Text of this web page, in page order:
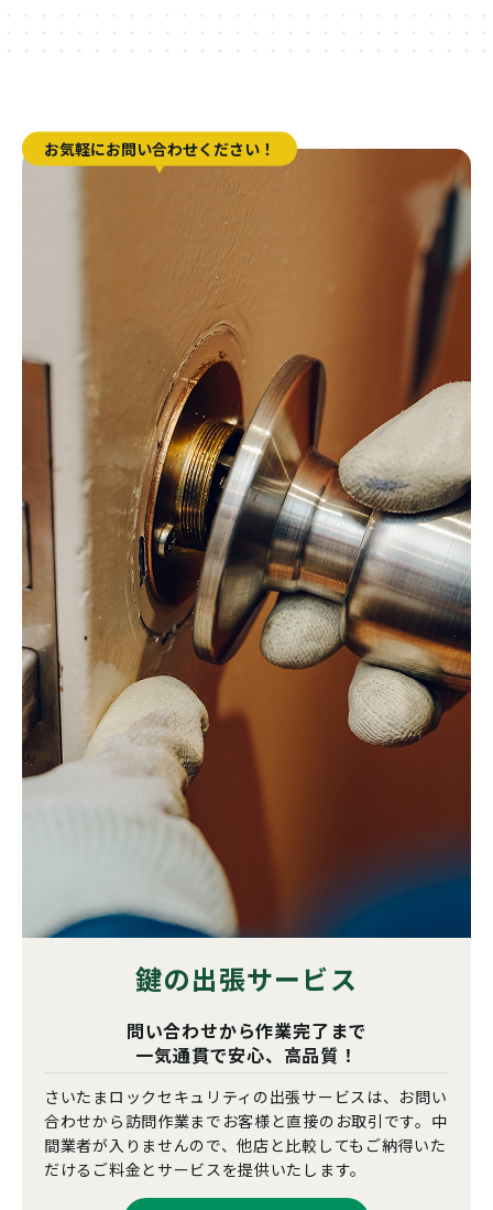
お気軽にお問い合わせください！
鍵の出張サービス
問い合わせから作業完了まで
一気通貫で安心、高品質！
さいたまロックセキュリティの出張サービスは、お問い
合わせから訪問作業までお客様と直接のお取引です。中
間業者が入りませんので、他店と比較してもご納得いた
だけるご料金とサービスを提供いたします。